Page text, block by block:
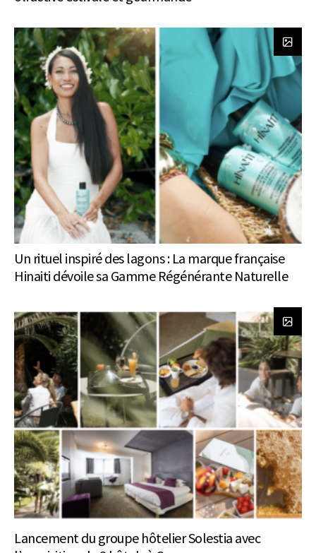
Un rituel inspiré des lagons : La marque française
Hinaiti dévoile sa Gamme Régénérante Naturelle
Lancement du groupe hôtelier Solestia avec